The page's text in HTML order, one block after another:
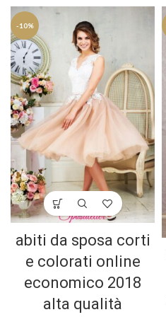
-10%
abiti da sposa corti
e colorati online
economico 2018
alta qualità